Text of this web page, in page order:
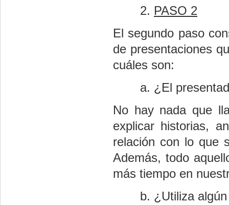
PASO 2
El segundo paso
de presentaciones
cuáles son:
¿El
No hay nada que
explicar historias,
relación con lo que
Además, todo
más tiempo en
¿Utiliza